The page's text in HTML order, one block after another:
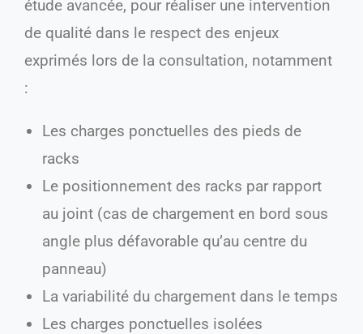
étude avancée, pour réaliser une intervention
de qualité dans le respect des enjeux
exprimés lors de la consultation, notamment
:
Les charges ponctuelles des pieds de
racks
Le positionnement des racks par rapport
au joint (cas de chargement en bord sous
angle plus défavorable qu’au centre du
panneau)
La variabilité du chargement dans le temps
Les charges ponctuelles isolées